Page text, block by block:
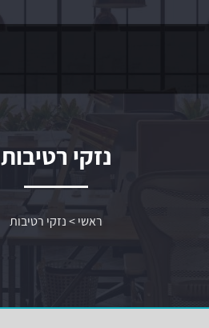
נזקי רטיבות
ראשי>נזקי רטיבות